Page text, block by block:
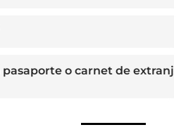
o carnet de